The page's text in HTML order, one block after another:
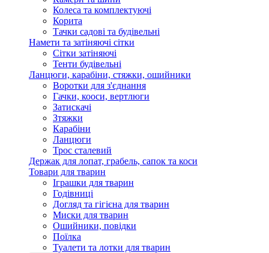
Колеса та комплектуючі
Корита
Тачки садові та будівельні
Намети та затіняючі сітки
Сітки затіняючі
Тенти будівельні
Ланцюги, карабіни, стяжки, ошийники
Воротки для з'єднання
Гачки, кооси, вертлюги
Затискачі
Зтяжки
Карабіни
Ланцюги
Трос сталевий
Держак для лопат, грабель, сапок та коси
Товари для тварин
Іграшки для тварин
Годівниці
Догляд та гігієна для тварин
Миски для тварин
Ошийники, повідки
Поїлка
Туалети та лотки для тварин